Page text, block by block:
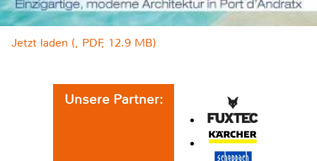
Jetzt laden (, PDF, 12.9 MB)
Unsere Partner: